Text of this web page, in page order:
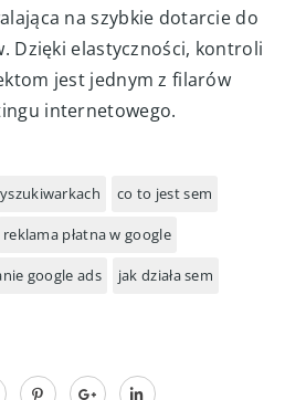
na szybkie dotarcie do
Dzięki elastyczności, kontroli
jest jednym z filarów
internetowego.
co to jest sem
reklama płatna w google
google ads jak działa sem